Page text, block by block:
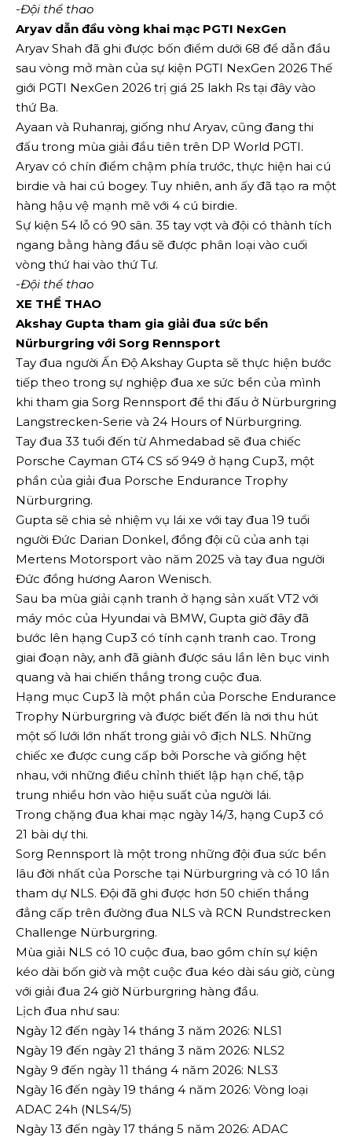
-Đội thể thao
Aryav dẫn đầu vòng khai mạc PGTI NexGen
Aryav Shah đã ghi được bốn điểm dưới 68 để dẫn đầu
sau vòng mở màn của sự kiện PGTI NexGen 2026 Thế
giới PGTI NexGen 2026 trị giá 25 lakh Rs tại đây vào
thứ Ba.
Ayaan và Ruhanraj, giống như Aryav, cũng đang thi
đấu trong mùa giải đầu tiên trên DP World PGTI.
Aryav có chín điểm chậm phía trước, thực hiện hai cú
birdie và hai cú bogey. Tuy nhiên, anh ấy đã tạo ra một
hàng hậu vệ mạnh mẽ với 4 cú birdie.
Sự kiện 54 lỗ có 90 sân. 35 tay vợt và đội có thành tích
ngang bằng hàng đầu sẽ được phân loại vào cuối
vòng thứ hai vào thứ Tư.
-Đội thể thao
XE THỂ THAO
Akshay Gupta tham gia giải đua sức bền
Nürburgring với Sorg Rennsport
Tay đua người Ấn Độ Akshay Gupta sẽ thực hiện bước
tiếp theo trong sự nghiệp đua xe sức bền của mình
khi tham gia Sorg Rennsport để thi đấu ở Nürburgring
Langstrecken-Serie và 24 Hours of Nürburgring.
Tay đua 33 tuổi đến từ Ahmedabad sẽ đua chiếc
Porsche Cayman GT4 CS số 949 ở hạng Cup3, một
phần của giải đua Porsche Endurance Trophy
Nürburgring.
Gupta sẽ chia sẻ nhiệm vụ lái xe với tay đua 19 tuổi
người Đức Darian Donkel, đồng đội cũ của anh tại
Mertens Motorsport vào năm 2025 và tay đua người
Đức đồng hương Aaron Wenisch.
Sau ba mùa giải cạnh tranh ở hạng sản xuất VT2 với
máy móc của Hyundai và BMW, Gupta giờ đây đã
bước lên hạng Cup3 có tính cạnh tranh cao. Trong
giai đoạn này, anh đã giành được sáu lần lên bục vinh
quang và hai chiến thắng trong cuộc đua.
Hạng mục Cup3 là một phần của Porsche Endurance
Trophy Nürburgring và được biết đến là nơi thu hút
một số lưới lớn nhất trong giải vô địch NLS. Những
chiếc xe được cung cấp bởi Porsche và giống hệt
nhau, với những điều chỉnh thiết lập hạn chế, tập
trung nhiều hơn vào hiệu suất của người lái.
Trong chặng đua khai mạc ngày 14/3, hạng Cup3 có
21 bài dự thi.
Sorg Rennsport là một trong những đội đua sức bền
lâu đời nhất của Porsche tại Nürburgring và có 10 lần
tham dự NLS. Đội đã ghi được hơn 50 chiến thắng
đẳng cấp trên đường đua NLS và RCN Rundstrecken
Challenge Nürburgring.
Mùa giải NLS có 10 cuộc đua, bao gồm chín sự kiện
kéo dài bốn giờ và một cuộc đua kéo dài sáu giờ, cùng
với giải đua 24 giờ Nürburgring hàng đầu.
Lịch đua như sau:
Ngày 12 đến ngày 14 tháng 3 năm 2026: NLS1
Ngày 19 đến ngày 21 tháng 3 năm 2026: NLS2
Ngày 9 đến ngày 11 tháng 4 năm 2026: NLS3
Ngày 16 đến ngày 19 tháng 4 năm 2026: Vòng loại
ADAC 24h (NLS4/5)
Ngày 13 đến ngày 17 tháng 5 năm 2026: ADAC